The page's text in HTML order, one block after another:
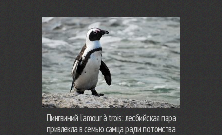
Пингвиний l’amour à trois: лесбийская пара
привлекла в семью самца ради потомства